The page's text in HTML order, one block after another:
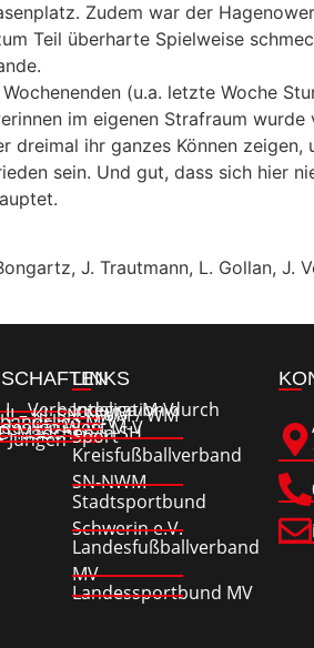
Zudem war der
Teil überharte Spielweise
(u.a. letzte Woche
im eigenen Strafraum
dreimal ihr ganzes Können
sein. Und gut, dass sich hier
J. Trautmann, L. Gollan, J.
– Verbandsliga M-V
– KL SN-NWM / WM
M-V
West M-V
Mädchen in SH
Jungen
LINKS
Integration durch
Sport
Kreisfußballverband
SN-NWM
Stadtsportbund
Schwerin e.V.
Landesfußballverband
MV
Landessportbund MV